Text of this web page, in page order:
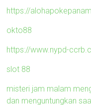
https://
okto88
https://www.nypd-
slot 88
misteri jam malam
dan menguntungkan